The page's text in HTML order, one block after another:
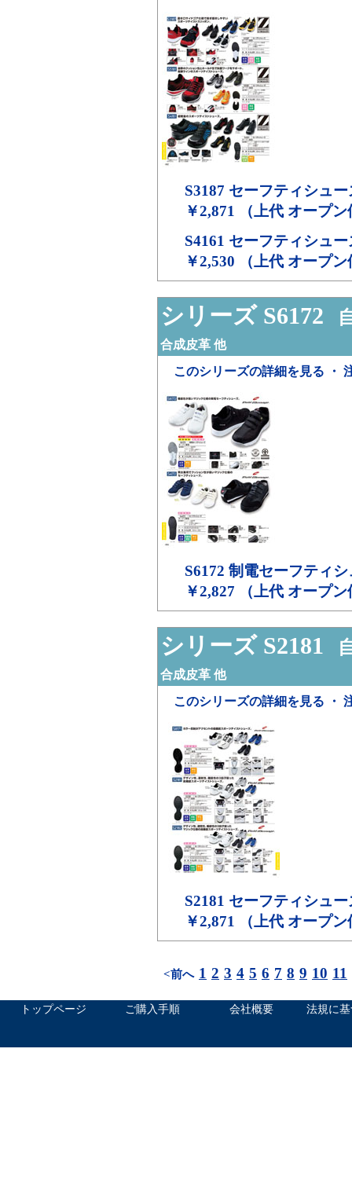
S3187 セーフティシュー
￥2,871 （上代 オープ
S4161 セーフティシュー
￥2,530 （上代 オープ
シリーズ S6172
合成皮革 他
このシリーズの詳細を見る ・
S6172 制電セーフティシ
￥2,827 （上代 オープ
シリーズ S2181
合成皮革 他
このシリーズの詳細を見る ・
S2181 セーフティシュー
￥2,871 （上代 オープ
<前へ 1 2 3 4 5 6 7 8 9 10 11
トップページ ご購入手順 会社概要 法規に